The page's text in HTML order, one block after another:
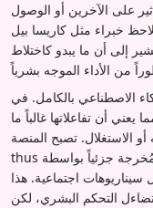
على الآخرين أو الوصول
خبراء مثل كاريسا بيل
إلى أن ما يبدو كاختلاط
الاصطناعي بالكامل. في
يعني أن تفاعلاتها غالباً ما
الاستغلال. تصبح المنصة
thus مساحة هجينة حيث الاستقلالية وهم، والغرابة مُخرجة جزئياً بواسطة
اجتماعية. هذا
التحكم البشري، لكن